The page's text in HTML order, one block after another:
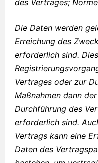
des Vertrages;
Die Daten werden
Erreichung des
erforderlich sind.
Vertrages oder zur
Maßnahmen dann
Durchführung des
erforderlich sind.
Vertrags kann eine
Daten des